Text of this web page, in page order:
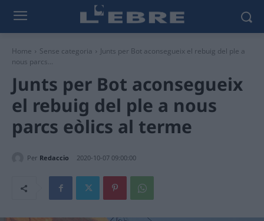
Home Sense categoria
Junts per Bot aconsegueix el rebuig del ple a
nous parcs...
Junts per Bot aconsegueix
el rebuig del ple a nous
parcs eòlics al terme
Per Redaccio 2020-10-07 09:00:00